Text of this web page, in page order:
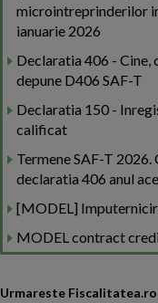
microintreprinderilor
ianuarie 2026
Declaratia 406 - Cine,
depune D406 SAF-T
Declaratia 150 -
calificat
Termene SAF-T 2026.
declaratia 406 anul
[MODEL]
MODEL contract
Urmareste Fiscalitatea.ro